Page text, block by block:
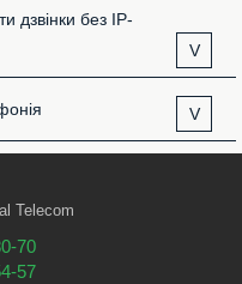
дзвінки без IP-
V
V
Telecom
70
57